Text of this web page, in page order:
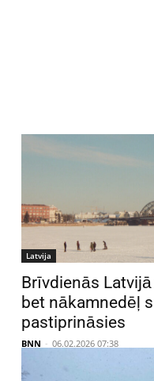
Latvija
Brīvdienās
bet nākamnedēļ
pastiprināsies
BNN - 06.02.2026 07:38